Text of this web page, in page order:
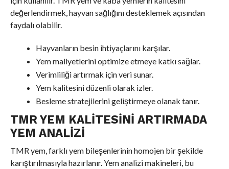
değerlendirmek, hayvan sağlığını desteklemek açısından
faydalı olabilir.
Hayvanların besin ihtiyaçlarını karşılar.
Yem maliyetlerini optimize etmeye katkı sağlar.
Verimliliği artırmak için veri sunar.
Yem kalitesini düzenli olarak izler.
Besleme stratejilerini geliştirmeye olanak tanır.
TMR YEM KALITESINI ARTIRMADA
YEM ANALIZI
TMR yem, farklı yem bileşenlerinin homojen bir şekilde
karıştırılmasıyla hazırlanır. Yem analizi makineleri, bu